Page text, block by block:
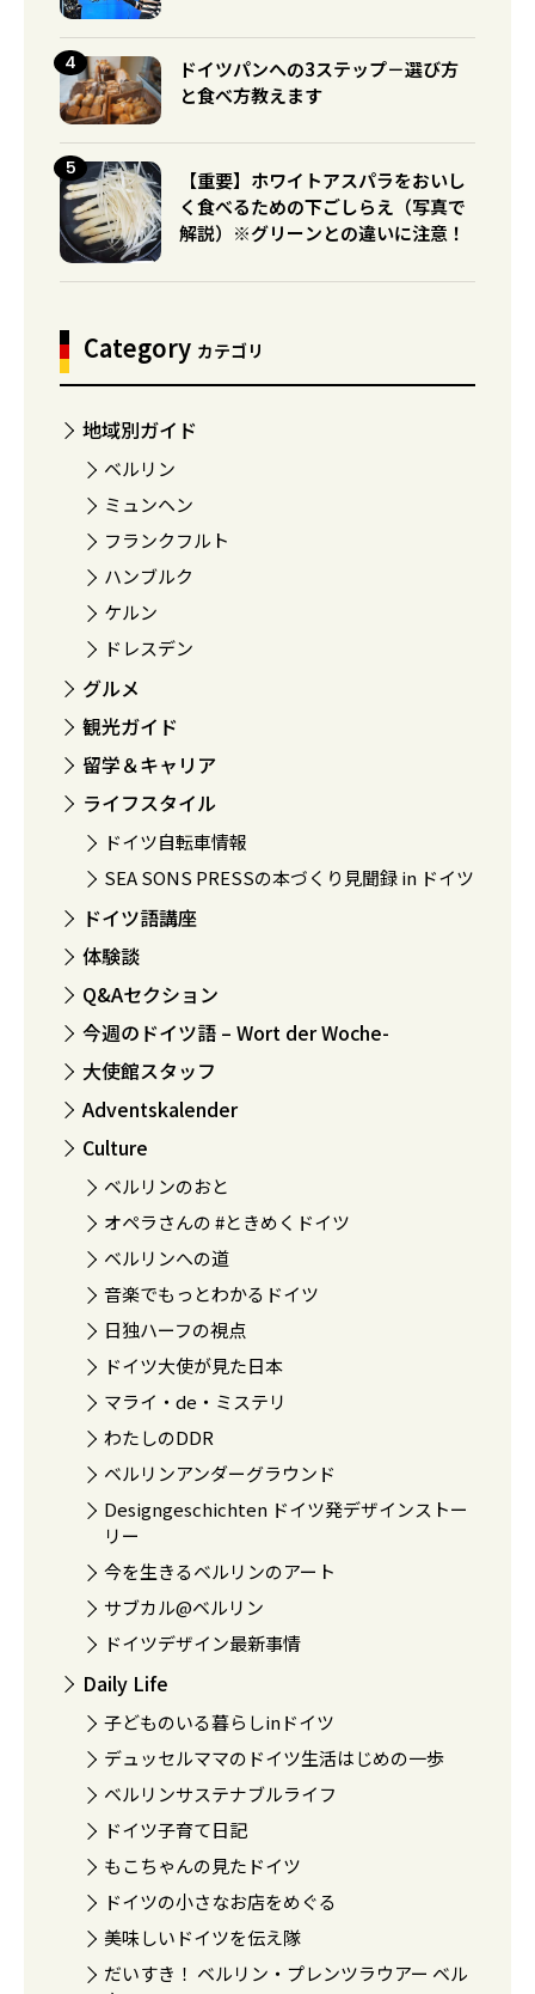
ドイツパンへの3ステップ－選び方
と食べ方教えます
【重要】ホワイトアスパラをおいし
く食べるための下ごしらえ（写真で
解説）※グリーンとの違いに注意！
Category カテゴリ
地域別ガイド
ベルリン
ミュンヘン
フランクフルト
ハンブルク
ケルン
ドレスデン
グルメ
観光ガイド
留学＆キャリア
ライフスタイル
ドイツ自転車情報
SEA SONS PRESSの本づくり見聞録 in ドイツ
ドイツ語講座
体験談
Q&Aセクション
今週のドイツ語 – Wort der Woche-
大使館スタッフ
Adventskalender
Culture
ベルリンのおと
オペラさんの #ときめくドイツ
ベルリンへの道
音楽でもっとわかるドイツ
日独ハーフの視点
ドイツ大使が見た日本
マライ・de・ミステリ
わたしのDDR
ベルリンアンダーグラウンド
Designgeschichten ドイツ発デザインストー
リー
今を生きるベルリンのアート
サブカル@ベルリン
ドイツデザイン最新事情
Daily Life
子どものいる暮らしinドイツ
デュッセルママのドイツ生活はじめの一歩
ベルリンサステナブルライフ
ドイツ子育て日記
もこちゃんの見たドイツ
ドイツの小さなお店をめぐる
美味しいドイツを伝え隊
だいすき！ ベルリン・プレンツラウアー ベル